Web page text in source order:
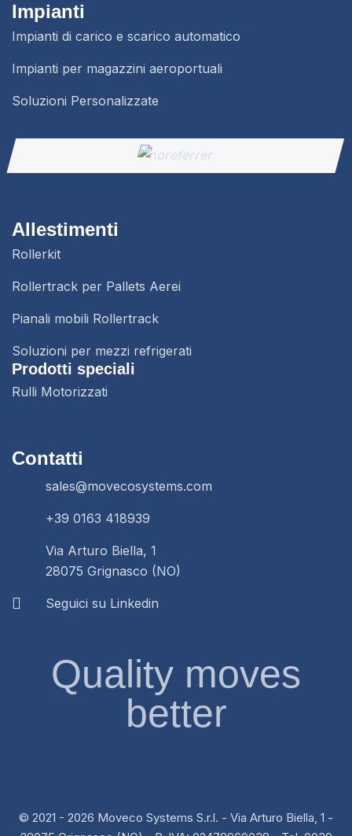
Impianti
Impianti di carico e scarico automatico
Impianti per magazzini aeroportuali
Soluzioni Personalizzate
Allestimenti
Rollerkit
Rollertrack per Pallets Aerei
Pianali mobili Rollertrack
Soluzioni per mezzi refrigerati
Prodotti speciali
Rulli Motorizzati
Contatti
sales@movecosystems.com
+39 0163 418939
Via Arturo Biella, 1
28075 Grignasco (NO)
Seguici su Linkedin
Quality moves
better
© 2021 - 2026 Moveco Systems S.r.l. - Via Arturo Biella, 1 -